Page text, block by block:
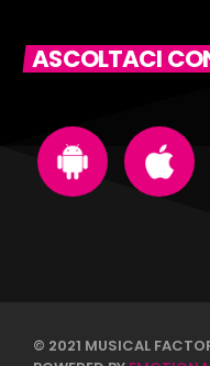
ASCOLTACI
© 2021 MUSICAL